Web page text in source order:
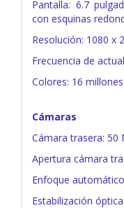
Pantalla: 6.7
con esquinas
Resolución: 1080 x
Frecuencia de
Colores: 16 millones
Cámaras
Cámara trasera: 50
Apertura cámara
Enfoque
Estabilización óptica